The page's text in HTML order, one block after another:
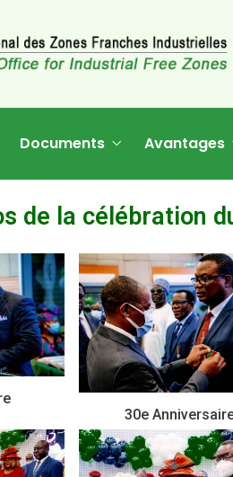
Documents Avantages
de la célébration
30e